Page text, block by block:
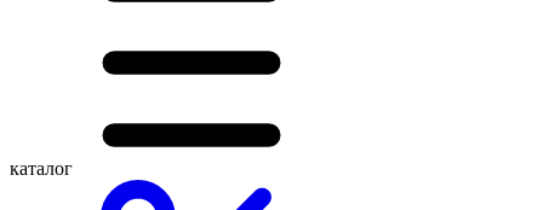
каталог